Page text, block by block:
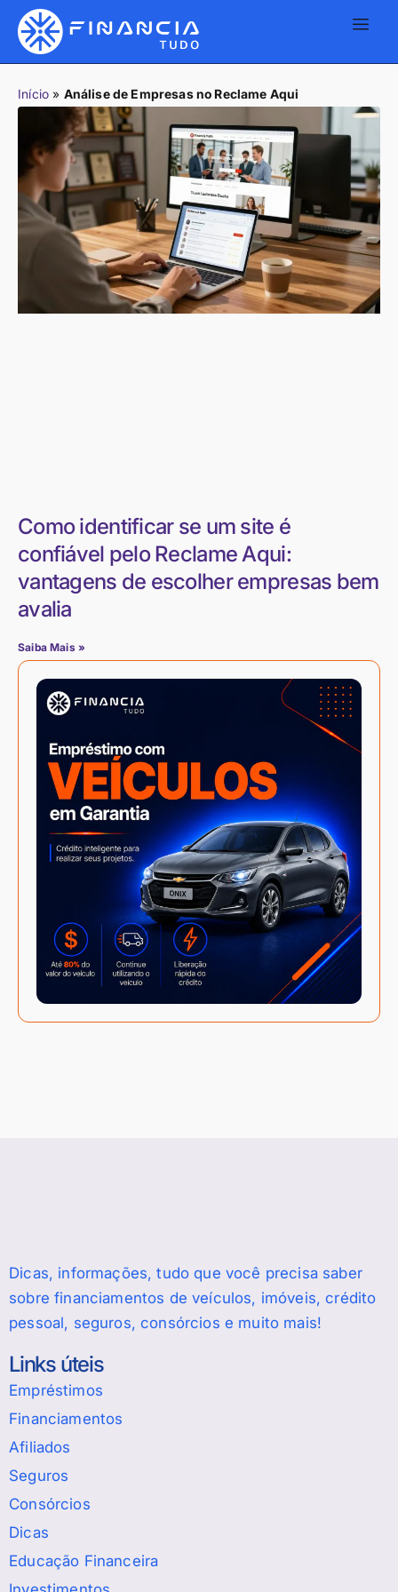
Início » Análise de Empresas no Reclame Aqui
Como identificar se um site é
confiável pelo Reclame Aqui:
vantagens de escolher empresas bem
avalia
Saiba Mais »
Dicas, informações, tudo que você precisa saber
sobre financiamentos de veículos, imóveis, crédito
pessoal, seguros, consórcios e muito mais!
Links úteis
Empréstimos
Financiamentos
Afiliados
Seguros
Consórcios
Dicas
Educação Financeira